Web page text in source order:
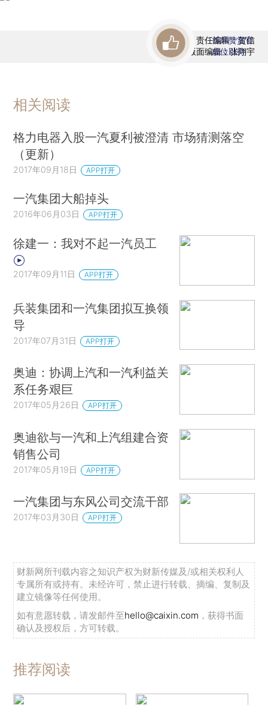
责任编辑：贺信
版面编辑：张翔宇
首席赞赏官
虚位以待
相关阅读
格力电器入股一汽夏利被澄清 市场猜测落空
（更新）
2017年09月18日 APP打开
一汽集团大船掉头
2016年06月03日 APP打开
徐建一：我对不起一汽员工
2017年09月11日 APP打开
兵装集团和一汽集团拟互换领
导
2017年07月31日 APP打开
奥迪：协调上汽和一汽利益关
系任务艰巨
2017年05月26日 APP打开
奥迪欲与一汽和上汽组建合资
销售公司
2017年05月19日 APP打开
一汽集团与东风公司交流干部
2017年03月30日 APP打开
财新网所刊载内容之知识产权为财新传媒及/或相关权利人
专属所有或持有。未经许可，禁止进行转载、摘编、复制及
建立镜像等任何使用。
如有意愿转载，请发邮件至hello@caixin.com ，获得书面
确认及授权后，方可转载。
推荐阅读